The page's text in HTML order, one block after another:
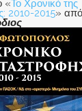
«Το Χρονικό της
2010-2015» από